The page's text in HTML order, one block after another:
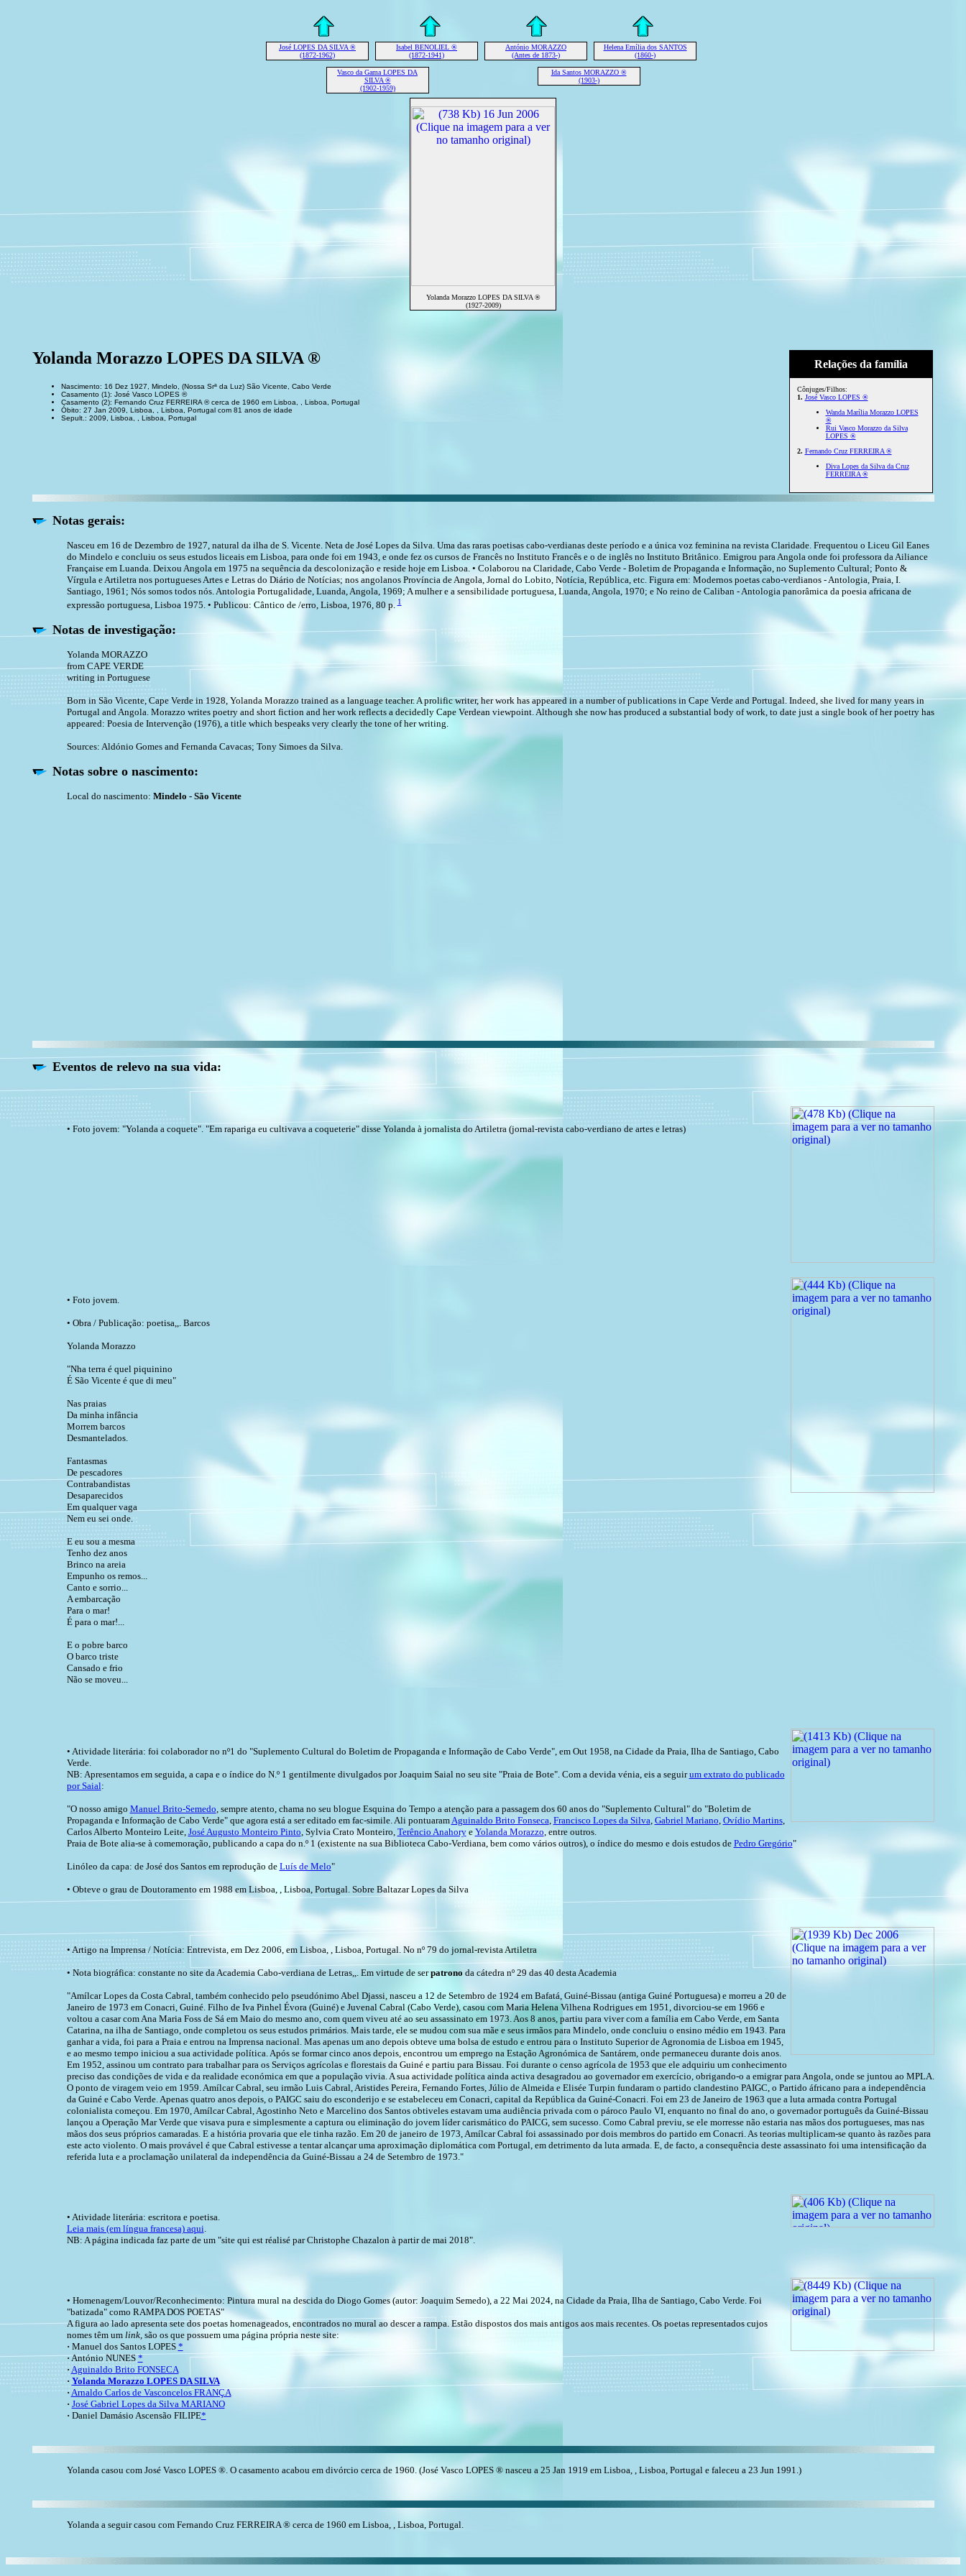
José LOPES DA SILVA ®
(1872-1962)
Isabel BENOLIEL ®
(1872-1941)
António MORAZZO
(Antes de 1873-)
Helena Emília dos SANTOS
(1860-)
Vasco da Gama LOPES DA
SILVA ®
(1902-1959)
Ida Santos MORAZZO ®
(1903-)
Yolanda Morazzo LOPES DA SILVA ®
(1927-2009)
Relações da família
Cônjuges/Filhos:
1. José Vasco LOPES ®
Wanda Marília Morazzo LOPES
®
Rui Vasco Morazzo da Silva
LOPES ®
2. Fernando Cruz FERREIRA ®
Diva Lopes da Silva da Cruz
FERREIRA ®
Yolanda Morazzo LOPES DA SILVA ®
Nascimento: 16 Dez 1927, Mindelo, (Nossa Srª da Luz) São Vicente, Cabo Verde
Casamento (1): José Vasco LOPES ®
Casamento (2): Fernando Cruz FERREIRA ® cerca de 1960 em Lisboa, , Lisboa, Portugal
Óbito: 27 Jan 2009, Lisboa, , Lisboa, Portugal com 81 anos de idade
Sepult.: 2009, Lisboa, , Lisboa, Portugal
Notas gerais:
Nasceu em 16 de Dezembro de 1927, natural da ilha de S. Vicente. Neta de José Lopes da Silva. Uma das raras poetisas cabo-verdianas deste período e a única voz feminina na revista Claridade. Frequentou o Liceu Gil Eanes
do Mindelo e concluiu os seus estudos liceais em Lisboa, para onde foi em 1943, e onde fez os cursos de Francês no Instituto Francês e o de inglês no Instituto Britânico. Emigrou para Angola onde foi professora da Ailiance
Française em Luanda. Deixou Angola em 1975 na sequência da descolonização e reside hoje em Lisboa. • Colaborou na Claridade, Cabo Verde - Boletim de Propaganda e Informação, no Suplemento Cultural; Ponto &
Vírgula e Artiletra nos portugueses Artes e Letras do Diário de Notícias; nos angolanos Província de Angola, Jornal do Lobito, Notícia, República, etc. Figura em: Modernos poetas cabo-verdianos - Antologia, Praia, I.
Santiago, 1961; Nós somos todos nós. Antologia Portugalidade, Luanda, Angola, 1969; A mulher e a sensibilidade portuguesa, Luanda, Angola, 1970; e No reino de Caliban - Antologia panorâmica da poesia africana de
expressão portuguesa, Lisboa 1975. • Publicou: Cântico de /erro, Lisboa, 1976, 80 p.1
Notas de investigação:
Yolanda MORAZZO
from CAPE VERDE
writing in Portuguese
Born in São Vicente, Cape Verde in 1928, Yolanda Morazzo trained as a language teacher. A prolific writer, her work has appeared in a number of publications in Cape Verde and Portugal. Indeed, she lived for many years in
Portugal and Angola. Morazzo writes poetry and short fiction and her work reflects a decidedly Cape Verdean viewpoint. Although she now has produced a substantial body of work, to date just a single book of her poetry has
appeared: Poesia de Intervenção (1976), a title which bespeaks very clearly the tone of her writing.
Sources: Aldónio Gomes and Fernanda Cavacas; Tony Simoes da Silva.
Notas sobre o nascimento:
Local do nascimento: Mindelo - São Vicente
Eventos de relevo na sua vida:
• Foto jovem: "Yolanda a coquete". "Em rapariga eu cultivava a coqueterie" disse Yolanda à jornalista do Artiletra (jornal-revista cabo-verdiano de artes e letras)
• Foto jovem.
• Obra / Publicação: poetisa,,. Barcos
Yolanda Morazzo
"Nha terra é quel piquinino
É São Vicente é que di meu"
Nas praias
Da minha infância
Morrem barcos
Desmantelados.
Fantasmas
De pescadores
Contrabandistas
Desaparecidos
Em qualquer vaga
Nem eu sei onde.
E eu sou a mesma
Tenho dez anos
Brinco na areia
Empunho os remos...
Canto e sorrio...
A embarcação
Para o mar!
É para o mar!...
E o pobre barco
O barco triste
Cansado e frio
Não se moveu...
• Atividade literária: foi colaborador no nº1 do "Suplemento Cultural do Boletim de Propaganda e Informação de Cabo Verde", em Out 1958, na Cidade da Praia, Ilha de Santiago, Cabo
Verde.
NB: Apresentamos em seguida, a capa e o índice do N.º 1 gentilmente divulgados por Joaquim Saial no seu site "Praia de Bote". Com a devida vénia, eis a seguirum extrato do publicado
por Saial:
"O nosso amigo Manuel Brito-Semedo, sempre atento, chama no seu blogue Esquina do Tempo a atenção para a passagem dos 60 anos do "Suplemento Cultural" do "Boletim de
Propaganda e Informação de Cabo Verde" que agora está a ser editado em fac-simile. Ali pontuaramAguinaldo Brito Fonseca, Francisco Lopes da Silva, Gabriel Mariano, Ovídio Martins,
Carlos Alberto Monteiro Leite, José Augusto Monteiro Pinto, Sylvia Crato Monteiro, Terêncio Anahorye Yolanda Morazzo, entre outros.
Praia de Bote alia-se à comemoração, publicando a capa do n.º 1 (existente na sua Biblioteca Cabo-Verdiana, bem como vários outros), o índice do mesmo e dois estudos de Pedro Gregório"
Linóleo da capa: de José dos Santos em reprodução de Luís de Melo"
• Obteve o grau de Doutoramento em 1988 em Lisboa, , Lisboa, Portugal. Sobre Baltazar Lopes da Silva
• Artigo na Imprensa / Notícia: Entrevista, em Dez 2006, em Lisboa, , Lisboa, Portugal. No nº 79 do jornal-revista Artiletra
• Nota biográfica: constante no site da Academia Cabo-verdiana de Letras,,. Em virtude de serpatrono da cátedra nº 29 das 40 desta Academia
"Amílcar Lopes da Costa Cabral, também conhecido pelo pseudónimo Abel Djassi, nasceu a 12 de Setembro de 1924 em Bafatá, Guiné-Bissau (antiga Guiné Portuguesa) e morreu a 20 de
Janeiro de 1973 em Conacri, Guiné. Filho de Iva Pinhel Évora (Guiné) e Juvenal Cabral (Cabo Verde), casou com Maria Helena Vilhena Rodrigues em 1951, divorciou-se em 1966 e
voltou a casar com Ana Maria Foss de Sá em Maio do mesmo ano, com quem viveu até ao seu assassinato em 1973. Aos 8 anos, partiu para viver com a família em Cabo Verde, em Santa
Catarina, na ilha de Santiago, onde completou os seus estudos primários. Mais tarde, ele se mudou com sua mãe e seus irmãos para Mindelo, onde concluiu o ensino médio em 1943. Para
ganhar a vida, foi para a Praia e entrou na Imprensa nacional. Mas apenas um ano depois obteve uma bolsa de estudo e entrou para o Instituto Superior de Agronomia de Lisboa em 1945,
e ao mesmo tempo iniciou a sua actividade política. Após se formar cinco anos depois, encontrou um emprego na Estação Agronómica de Santárem, onde permaneceu durante dois anos.
Em 1952, assinou um contrato para trabalhar para os Serviços agrícolas e florestais da Guiné e partiu para Bissau. Foi durante o censo agrícola de 1953 que ele adquiriu um conhecimento
preciso das condições de vida e da realidade económica em que a população vivia. A sua actividade política ainda activa desagradou ao governador em exercício, obrigando-o a emigrar para Angola, onde se juntou ao MPLA.
O ponto de viragem veio em 1959. Amílcar Cabral, seu irmão Luis Cabral, Aristides Pereira, Fernando Fortes, Júlio de Almeida e Elisée Turpin fundaram o partido clandestino PAIGC, o Partido áfricano para a independência
da Guiné e Cabo Verde. Apenas quatro anos depois, o PAIGC saiu do esconderijo e se estabeleceu em Conacri, capital da República da Guiné-Conacri. Foi em 23 de Janeiro de 1963 que a luta armada contra Portugal
colonialista começou. Em 1970, Amílcar Cabral, Agostinho Neto e Marcelino dos Santos obtiveles estavam uma audiência privada com o pároco Paulo VI, enquanto no final do ano, o governador português da Guiné-Bissau
lançou a Operação Mar Verde que visava pura e simplesmente a captura ou eliminação do jovem líder carismático do PAICG, sem sucesso. Como Cabral previu, se ele morresse não estaria nas mãos dos portugueses, mas nas
mãos dos seus próprios camaradas. E a história provaria que ele tinha razão. Em 20 de janeiro de 1973, Amílcar Cabral foi assassinado por dois membros do partido em Conacri. As teorias multiplicam-se quanto às razões para
este acto violento. O mais provável é que Cabral estivesse a tentar alcançar uma aproximação diplomática com Portugal, em detrimento da luta armada. E, de facto, a consequência deste assassinato foi uma intensificação da
referida luta e a proclamação unilateral da independência da Guiné-Bissau a 24 de Setembro de 1973."
• Atividade literária: escritora e poetisa.
Leia mais (em língua francesa) aqui.
NB: A página indicada faz parte de um "site qui est réalisé par Christophe Chazalon à partir de mai 2018".
• Homenagem/Louvor/Reconhecimento: Pintura mural na descida do Diogo Gomes (autor: Joaquim Semedo), a 22 Mai 2024, na Cidade da Praia, Ilha de Santiago, Cabo Verde. Foi
"batizada" como RAMPA DOS POETAS"
A figura ao lado apresenta sete dos poetas homenageados, encontrados no mural ao descer a rampa. Estão dispostos dos mais antigos aos mais recentes. Os poetas representados cujos
nomes têm umlink,são os que possuem uma página própria neste site:
· Manuel dos Santos LOPES *
·António NUNES*
·Aguinaldo Brito FONSECA
· Yolanda Morazzo LOPES DA SILVA
·Arnaldo Carlos de Vasconcelos FRANÇA
· José Gabriel Lopes da Silva MARIANO
· Daniel Damásio Ascensão FILIPE*
Yolanda casou com José Vasco LOPES ®. O casamento acabou em divórcio cerca de 1960. (José Vasco LOPES ® nasceu a 25 Jan 1919 em Lisboa, , Lisboa, Portugal e faleceu a 23 Jun 1991.)
Yolanda a seguir casou com Fernando Cruz FERREIRA ® cerca de 1960 em Lisboa, , Lisboa, Portugal.